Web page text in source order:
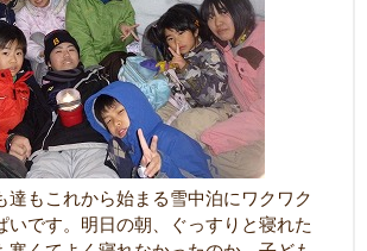
達もこれから始まる雪中泊にワクワク
いです。明日の朝、ぐっすりと寝れた